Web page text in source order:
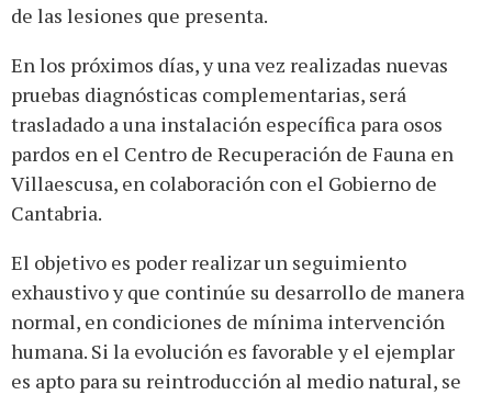
de las lesiones que presenta.
En los próximos días, y una vez realizadas nuevas
pruebas diagnósticas complementarias, será
trasladado a una instalación específica para osos
pardos en el Centro de Recuperación de Fauna en
Villaescusa, en colaboración con el Gobierno de
Cantabria.
El objetivo es poder realizar un seguimiento
exhaustivo y que continúe su desarrollo de manera
normal, en condiciones de mínima intervención
humana. Si la evolución es favorable y el ejemplar
es apto para su reintroducción al medio natural, se